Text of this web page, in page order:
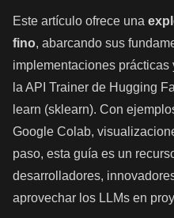
Este artículo ofrece una
fino, abarcando sus
implementaciones
la API Trainer de Hugging
learn (sklearn). Con
Google Colab,
paso, esta guía es un
desarrolladores,
aprovechar los LLMs en